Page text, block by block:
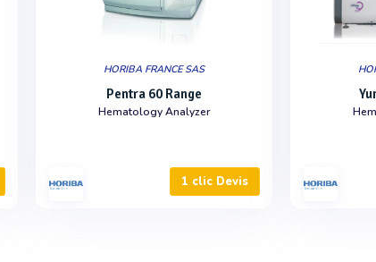
HORIBA FRANCE SAS
Pentra 60 Range
Hematology Analyzer
1 clic Devis